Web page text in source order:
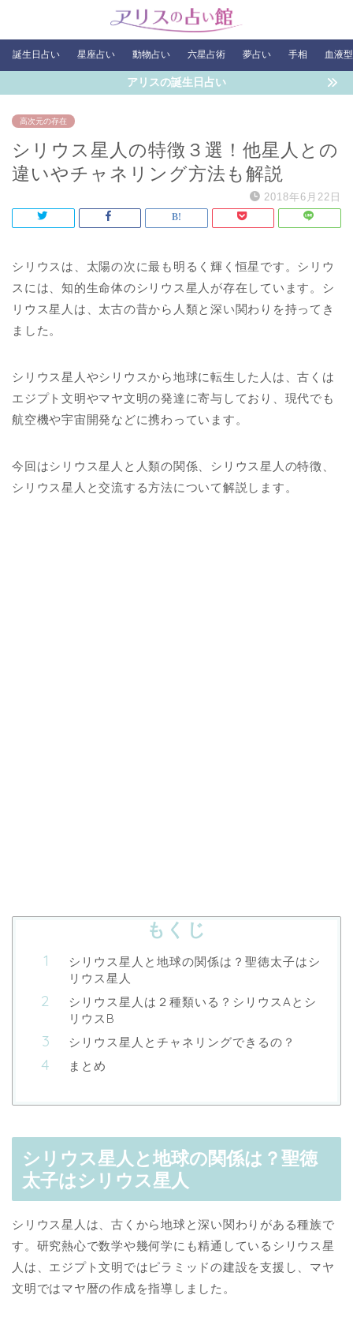
誕生日占い 星座占い 動物占い 六星占術 夢占い 手相 血液
アリスの誕生日占い
高次元の存在
シリウス星人の特徴３選！他星人との
違いやチャネリング方法も解説
2018年6月22日
シリウスは、太陽の次に最も明るく輝く恒星です。シリウ
スには、知的生命体のシリウス星人が存在しています。シ
リウス星人は、太古の昔から人類と深い関わりを持ってき
ました。
シリウス星人やシリウスから地球に転生した人は、古くは
エジプト文明やマヤ文明の発達に寄与しており、現代でも
航空機や宇宙開発などに携わっています。
今回はシリウス星人と人類の関係、シリウス星人の特徴、
シリウス星人と交流する方法について解説します。
もくじ
シリウス星人と地球の関係は？聖徳太子はシ
リウス星人
シリウス星人は２種類いる？シリウスAとシ
リウスB
シリウス星人とチャネリングできるの？
まとめ
シリウス星人と地球の関係は？聖徳
太子はシリウス星人
シリウス星人は、古くから地球と深い関わりがある種族で
す。研究熱心で数学や幾何学にも精通しているシリウス星
人は、エジプト文明ではピラミッドの建設を支援し、マヤ
文明ではマヤ暦の作成を指導しました。